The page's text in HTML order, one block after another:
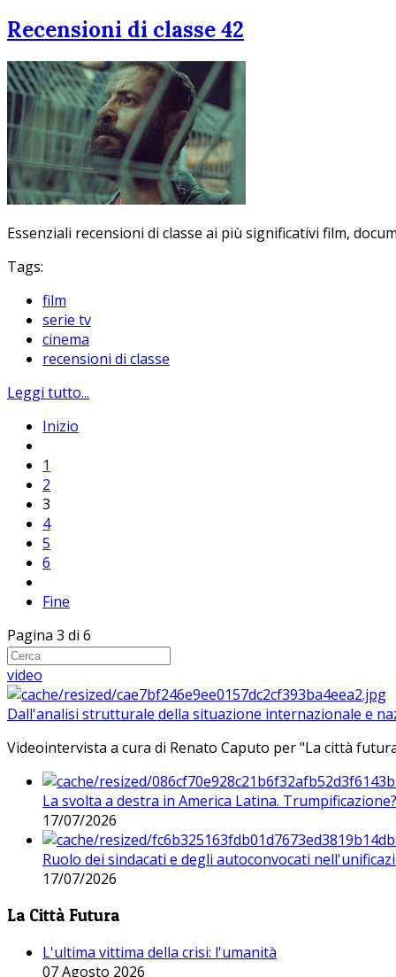
Recensioni di classe 42
Essenziali recensioni di classe ai più significativi film,
Tags:
film
serie tv
cinema
recensioni di classe
Leggi tutto...
Inizio
1
2
3
4
5
6
Fine
Pagina 3 di 6
video
Dall'analisi strutturale della situazione internazionale e
Videointervista a cura di Renato Caputo per "La città
La svolta a destra in America Latina. Trumpificazione?
17/07/2026
Ruolo dei sindacati e degli autoconvocati
17/07/2026
La Città Futura
L'ultima vittima della crisi: l'umanità
07 Agosto 2026